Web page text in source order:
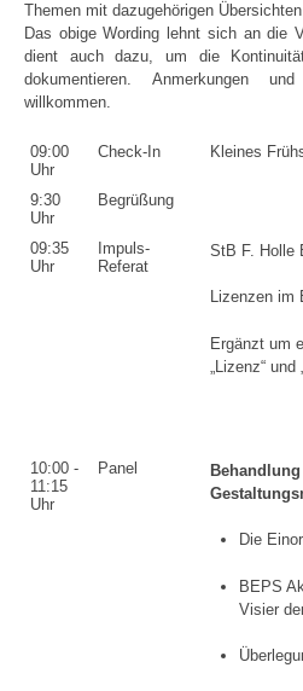
Themen mit dazugehörigen
Das obige Wording lehnt sich an die
dient auch dazu, um die
dokumentieren. Anmerkungen
willkommen.
09:00
Uhr
Check-In Kleines
9:30
Uhr
Begrüßung
09:35
Uhr
Impuls-
Referat
StB F. Holle
Lizenzen im
Ergänzt um
„Lizenz“ und
10:00 -
11:15
Uhr
Panel
Die
BEPS
Visier